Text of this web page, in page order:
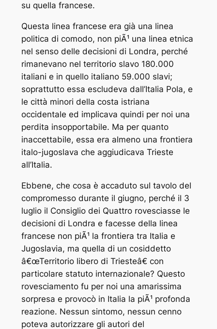
su quella francese.
Questa linea francese era già una linea
politica di comodo, non piÃ¹ una linea etnica
nel senso delle decisioni di Londra, perché
rimanevano nel territorio slavo 180.000
italiani e in quello italiano 59.000 slavi;
soprattutto essa escludeva dall’Italia Pola, e
le città minori della costa istriana
occidentale ed implicava quindi per noi una
perdita insopportabile. Ma per quanto
inaccettabile, essa era almeno una frontiera
italo-jugoslava che aggiudicava Trieste
all’Italia.
Ebbene, che cosa è accaduto sul tavolo del
compromesso durante il giugno, perché il 3
luglio il Consiglio dei Quattro rovesciasse le
decisioni di Londra e facesse della linea
francese non piÃ¹ la frontiera tra Italia e
Jugoslavia, ma quella di un cosiddetto
â€œTerritorio libero di Triesteâ€ con
particolare statuto internazionale? Questo
rovesciamento fu per noi una amarissima
sorpresa e provocò in Italia la piÃ¹ profonda
reazione. Nessun sintomo, nessun cenno
poteva autorizzare gli autori del